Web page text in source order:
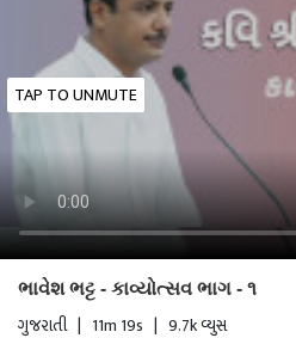
TAP TO UNMUTE
ભાવેશ ભટ્ટ - કાવ્યોત્સવ ભાગ - ૧
ગુજરાતી | 11m 19s | 9.7k વ્યુસ